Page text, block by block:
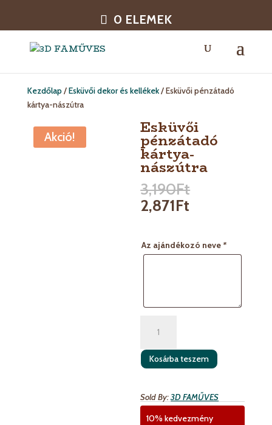
0 ELEMEK
Kezdőlap/Esküvői dekor és kellékek/ Esküvői pénzátadó
kártya-nászútra
Akció! Esküvői
pénzátadó
kártya-
nászútra
3,190Ft
2,871Ft
Az ajándékozó neve*
pénzátadó
kártya-
nászútra
Kosárba teszem
Sold By:3D FAMŰVES
10% kedvezmény